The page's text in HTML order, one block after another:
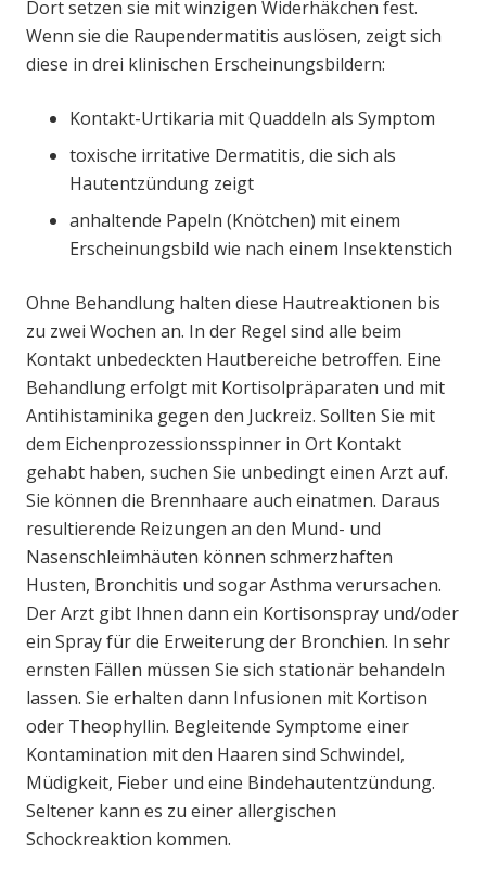
Dort setzen sie mit winzigen Widerhäkchen fest.
Wenn sie die Raupendermatitis auslösen, zeigt sich
diese in drei klinischen Erscheinungsbildern:
Kontakt-Urtikaria mit Quaddeln als Symptom
toxische irritative Dermatitis, die sich als
Hautentzündung zeigt
anhaltende Papeln (Knötchen) mit einem
Erscheinungsbild wie nach einem Insektenstich
Ohne Behandlung halten diese Hautreaktionen bis
zu zwei Wochen an. In der Regel sind alle beim
Kontakt unbedeckten Hautbereiche betroffen. Eine
Behandlung erfolgt mit Kortisolpräparaten und mit
Antihistaminika gegen den Juckreiz. Sollten Sie mit
dem Eichenprozessionsspinner in Ort Kontakt
gehabt haben, suchen Sie unbedingt einen Arzt auf.
Sie können die Brennhaare auch einatmen. Daraus
resultierende Reizungen an den Mund- und
Nasenschleimhäuten können schmerzhaften
Husten, Bronchitis und sogar Asthma verursachen.
Der Arzt gibt Ihnen dann ein Kortisonspray und/oder
ein Spray für die Erweiterung der Bronchien. In sehr
ernsten Fällen müssen Sie sich stationär behandeln
lassen. Sie erhalten dann Infusionen mit Kortison
oder Theophyllin. Begleitende Symptome einer
Kontamination mit den Haaren sind Schwindel,
Müdigkeit, Fieber und eine Bindehautentzündung.
Seltener kann es zu einer allergischen
Schockreaktion kommen.